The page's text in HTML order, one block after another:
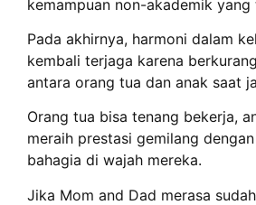
kemampuan non-akademik
Pada akhirnya, harmoni dalam
kembali terjaga karena
antara orang tua dan anak saat
Orang tua bisa tenang bekerja,
meraih prestasi gemilang
bahagia di wajah mereka.
Jika Mom and Dad merasa